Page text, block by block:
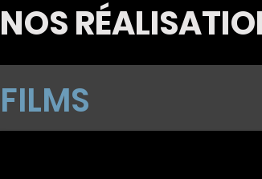
NOS
FILMS